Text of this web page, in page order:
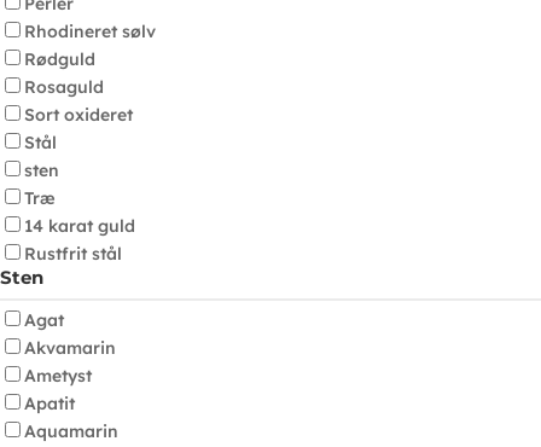
Rhodineret sølv
Rødguld
Rosaguld
Sort oxideret
Stål
sten
Træ
14 karat guld
Rustfrit stål
Sten
Agat
Akvamarin
Ametyst
Apatit
Aquamarin